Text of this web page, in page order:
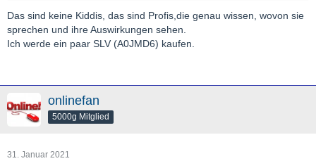
Ein neuer Thread entstand in welchem SLV empfohlen und
gepusht wird und von AG und PSLV eher abgeraten wird.
Und nun dann kam der von dir referenzierte Post bezüglich
Citadel ownerhsip in SLV
Das sind keine Kiddis, das sind Profis,die genau wissen, wovon sie
sprechen und ihre Auswirkungen sehen.
Ich werde ein paar SLV (A0JMD6) kaufen.
onlinefan
5000g Mitglied
31. Januar 2021